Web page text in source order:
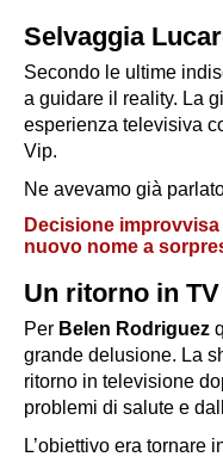
Selvaggia
Secondo le ultime
a guidare il reality. La
esperienza televisiva
Vip.
Ne avevamo già
Decisione improvvisa
nuovo nome a
Un ritorno in
Per Belen Rodriguez
grande delusione. La
ritorno in televisione
problemi di salute e
L’obiettivo era tornare